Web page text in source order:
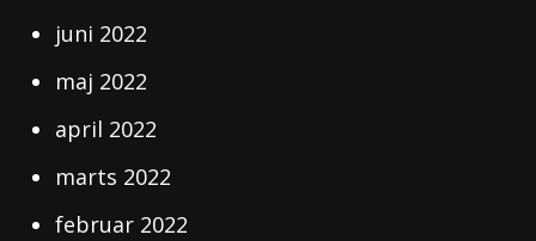
juni 2022
maj 2022
april 2022
marts 2022
februar 2022